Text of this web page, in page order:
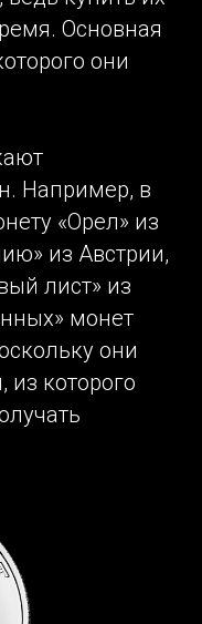
Основная
они
Например, в
«Орел» из
из Австрии,
лист» из
монет
они
из которого